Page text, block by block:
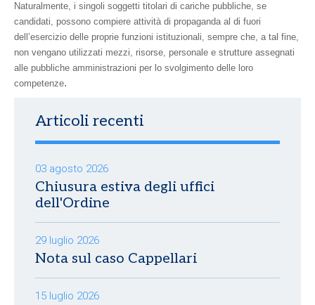
Naturalmente, i singoli soggetti titolari di cariche pubbliche, se
candidati, possono compiere attività di propaganda al di fuori
dell’esercizio delle proprie funzioni istituzionali, sempre che, a tal fine,
non vengano utilizzati mezzi, risorse, personale e strutture assegnati
alle pubbliche amministrazioni per lo svolgimento delle loro
competenze.
Articoli recenti
03 agosto 2026
Chiusura estiva degli uffici
dell'Ordine
29 luglio 2026
Nota sul caso Cappellari
15 luglio 2026